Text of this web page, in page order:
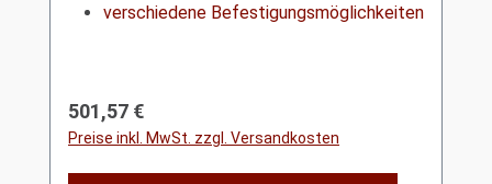
verschiedene Befestigungsmöglichkeiten
Regulärer Preis:
501,57 €
Preise inkl. MwSt. zzgl. Versandkosten